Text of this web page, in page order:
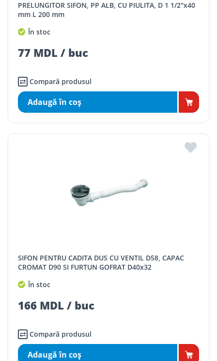
PRELUNGITOR SIFON, PP ALB, CU PIULITA, D 1 1/2"x40
mm L 200 mm
În stoc
77 MDL / buc
Compară produsul
Adaugă în coş
SIFON PENTRU CADITA DUS CU VENTIL D58, CAPAC
CROMAT D90 SI FURTUN GOFRAT D40x32
În stoc
166 MDL / buc
Compară produsul
Adaugă în coş